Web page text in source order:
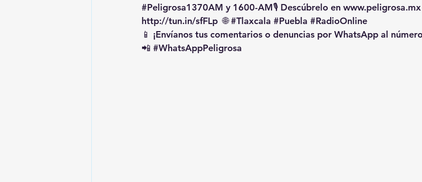
#Peligrosa1370AM y 1600-AM🎙️ Descúbrelo en www.peligrosa.mx
http://tun.in/sfFLp 🌐 #Tlaxcala #Puebla #RadioOnline
📱 ¡Envíanos tus comentarios o denuncias por WhatsApp al
📲 #WhatsAppPeligrosa